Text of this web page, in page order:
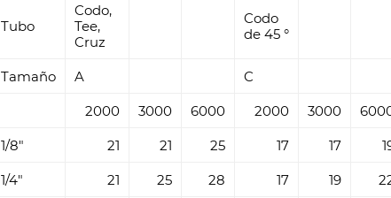
Aplicación:
de
Tubo
Codo,
Tee,
Cruz
Codo
de 45 °
Tamaño A C
2000
3000 6000 2000 3000
1/8" 21 21 25 17 17
1/4" 21 25 28 17 19